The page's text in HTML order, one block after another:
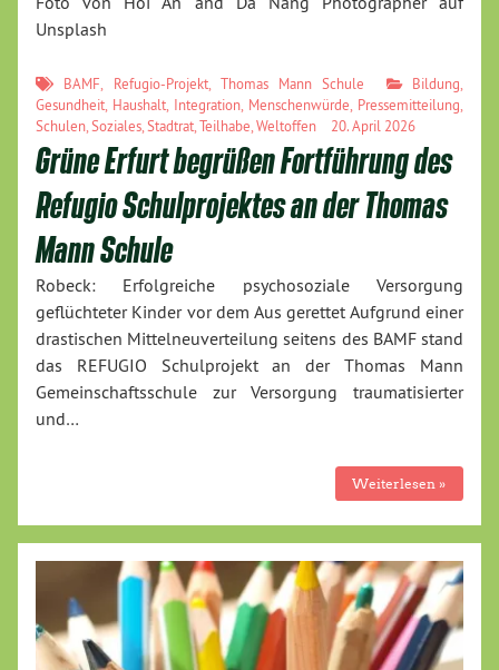
Unsplash
BAMF Refugio-Projekt, Thomas Mann Schule Bildung
Gesundheit Haushalt Integration Menschenwürde Pressemitteilung
Schulen Soziales Stadtrat Teilhabe Weltoffen 20. April 2026
Grüne Erfurt begrüßen Fortführung des
Refugio Schulprojektes an der Thomas
Mann Schule
Robeck: Erfolgreiche psychosoziale Versorgung
geflüchteter Kinder vor dem Aus gerettet Aufgrund einer
drastischen Mittelneuverteilung seitens des BAMF stand
das REFUGIO Schulprojekt an der Thomas Mann
Gemeinschaftsschule zur Versorgung traumatisierter
und…
Weiterlesen »